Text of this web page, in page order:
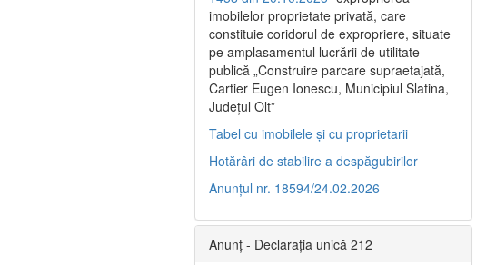
imobilelor proprietate privată, care
constituie coridorul de expropriere, situate
pe amplasamentul lucrării de utilitate
publică „Construire parcare supraetajată,
Cartier Eugen Ionescu, Municipiul Slatina,
Județul Olt”
Tabel cu imobilele și cu proprietarii
Hotărâri de stabilire a despăgubirilor
Anunțul nr. 18594/24.02.2026
Anunț - Declarația unică 212